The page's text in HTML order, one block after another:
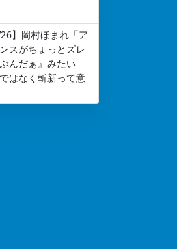
】岡村ほまれ「ア
スがちょっとズレ
んだぁ』みたい
はなく斬新って意